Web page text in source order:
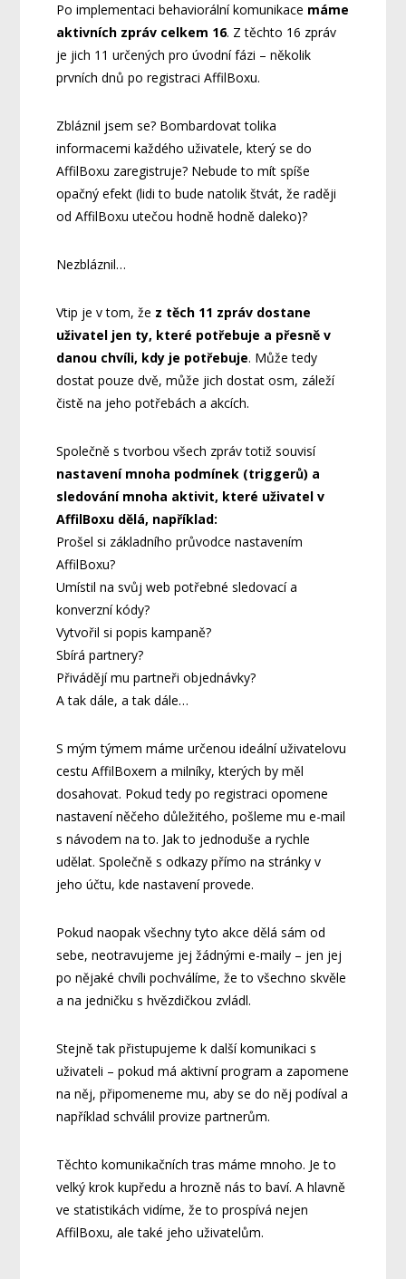
Po implementaci behaviorální komunikace máme
aktivních zpráv celkem 16. Z těchto 16 zpráv
je jich 11 určených pro úvodní fázi – několik
prvních dnů po registraci AffilBoxu.
Zbláznil jsem se? Bombardovat tolika
informacemi každého uživatele, který se do
AffilBoxu zaregistruje? Nebude to mít spíše
opačný efekt (lidi to bude natolik štvát, že raději
od AffilBoxu utečou hodně hodně daleko)?
Nezbláznil…
Vtip je v tom, že z těch 11 zpráv dostane
uživatel jen ty, které potřebuje a přesně v
danou chvíli, kdy je potřebuje. Může tedy
dostat pouze dvě, může jich dostat osm, záleží
čistě na jeho potřebách a akcích.
Společně s tvorbou všech zpráv totiž souvisí
nastavení mnoha podmínek (triggerů) a
sledování mnoha aktivit, které uživatel v
AffilBoxu dělá, například:
Prošel si základního průvodce nastavením
AffilBoxu?
Umístil na svůj web potřebné sledovací a
konverzní kódy?
Vytvořil si popis kampaně?
Sbírá partnery?
Přivádějí mu partneři objednávky?
A tak dále, a tak dále…
S mým týmem máme určenou ideální uživatelovu
cestu AffilBoxem a milníky, kterých by měl
dosahovat. Pokud tedy po registraci opomene
nastavení něčeho důležitého, pošleme mu e-mail
s návodem na to. Jak to jednoduše a rychle
udělat. Společně s odkazy přímo na stránky v
jeho účtu, kde nastavení provede.
Pokud naopak všechny tyto akce dělá sám od
sebe, neotravujeme jej žádnými e-maily – jen jej
po nějaké chvíli pochválíme, že to všechno skvěle
a na jedničku s hvězdičkou zvládl.
Stejně tak přistupujeme k další komunikaci s
uživateli – pokud má aktivní program a zapomene
na něj, připomeneme mu, aby se do něj podíval a
například schválil provize partnerům.
Těchto komunikačních tras máme mnoho. Je to
velký krok kupředu a hrozně nás to baví. A hlavně
ve statistikách vidíme, že to prospívá nejen
AffilBoxu, ale také jeho uživatelům.